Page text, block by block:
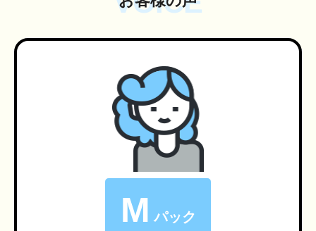
M パック